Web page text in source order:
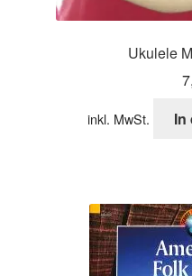
Ukulele
inkl. MwSt. In